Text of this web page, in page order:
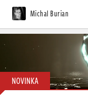
Michal Burian
NOVINKA